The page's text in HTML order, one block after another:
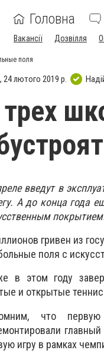
Головна
Вакансії Дозвілля
поля
24 лютого 2019 р.
введут в
А до конца года
гривен из
поля с
в этом году
и открытые
что
игру в рамках